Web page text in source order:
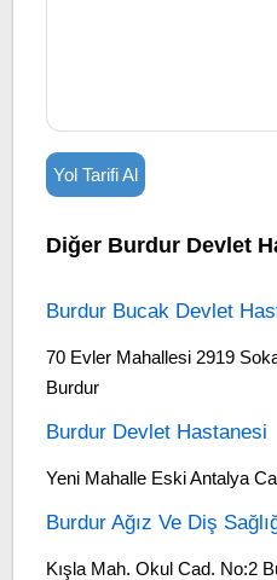
Yol Tarifi Al
Diğer Burdur Devlet
Burdur Bucak Devlet
70 Evler Mahallesi 2919
Burdur
Burdur Devlet Hastanesi
Yeni Mahalle Eski Antalya
Burdur Ağız Ve Diş
Kışla Mah. Okul Cad. No:2